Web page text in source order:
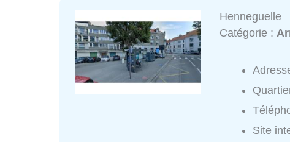
Henneguelle
Catégorie :
Site